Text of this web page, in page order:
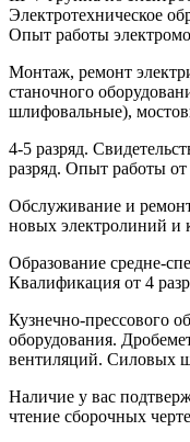
Электротехническое
Опыт работы
Монтаж, ремонт
станочного
шлифовальные),
4-5 разряд.
разряд. Опыт работы от
Обслуживание и
новых электролиний и
Образование средне-
Квалификация от 4
Кузнечно-прессового
оборудования.
вентиляций. Силовых
Наличие у вас
чтение сборочных